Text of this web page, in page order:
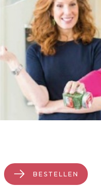
BESTELLEN